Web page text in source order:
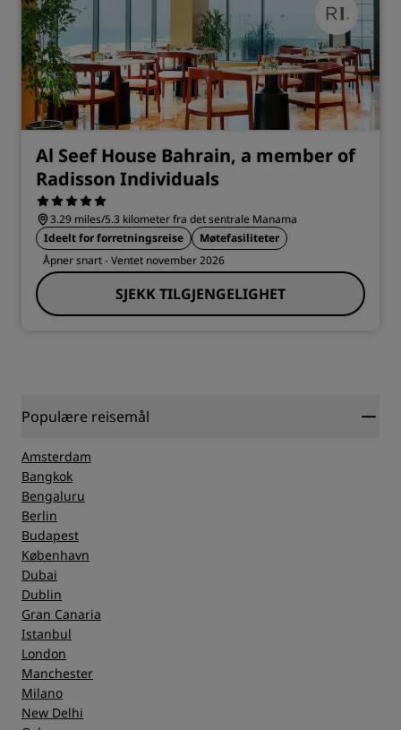
Al Seef House Bahrain, a member of
Radisson Individuals
3.29 miles/5.3 kilometer fra det sentrale Manama
Ideelt for forretningsreise
Møtefasiliteter
Åpner snart- Ventet november 2026
SJEKK TILGJENGELIGHET
Populære reisemål
Amsterdam
Bangkok
Bengaluru
Berlin
Budapest
København
Dubai
Dublin
Gran Canaria
Istanbul
London
Manchester
Milano
New Delhi